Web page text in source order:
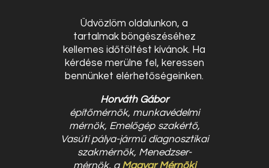
Üdvözlöm oldalunkon, a
tartalmak böngészéséhez
kellemes időtöltést kívánok. Ha
kérdése merülne fel, keressen
bennünket elérhetőségeinken.
Horváth Gábor
építőmérnök, munkavédelmi
mérnök, Emelőgép szakértő,
Vasúti pálya-jármű diagnosztikai
szakmérnök, Menedzser-
mérnök, a Magyar Mérnöki